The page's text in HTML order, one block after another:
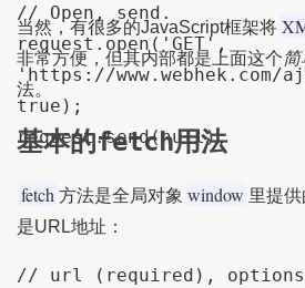
// Open, send.
request.open('GET',
'https://www.webhek.com/
true);
request.send(null);
当然，有很多的JavaScript框架将
非常方便，但其内部都是上面这个简
法。
基本的fetch用法
fetch 方法是全局对象 window 里提
是URL地址：
// url (required),